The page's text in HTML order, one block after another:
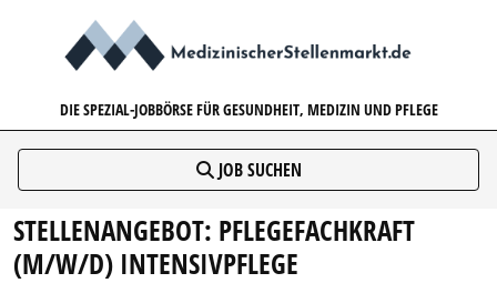
DIE SPEZIAL-JOBBÖRSE FÜR GESUNDHEIT, MEDIZIN UND PFLEGE
JOB SUCHEN
STELLENANGEBOT: PFLEGEFACHKRAFT
(M/W/D) INTENSIVPFLEGE